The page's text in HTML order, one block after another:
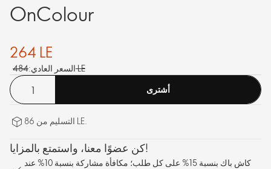
OnColour
264 LE
السعر العادي:484 LE
أشترى
التسليم من 86 LE.
كن عضوًا معنا، واستمتع بالمزايا!
كاش باك بنسبة 15% على كل طلب؛ مكافأة مشاركة بنسبة 10% عند